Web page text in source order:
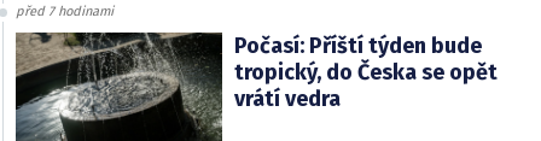
před 7 hodinami
Počasí: Příští týden bude
tropický, do Česka se opět
vrátí vedra